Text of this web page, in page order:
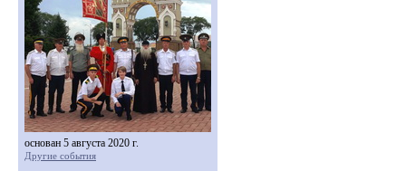
основан 5 августа 2020 г.
Другие события